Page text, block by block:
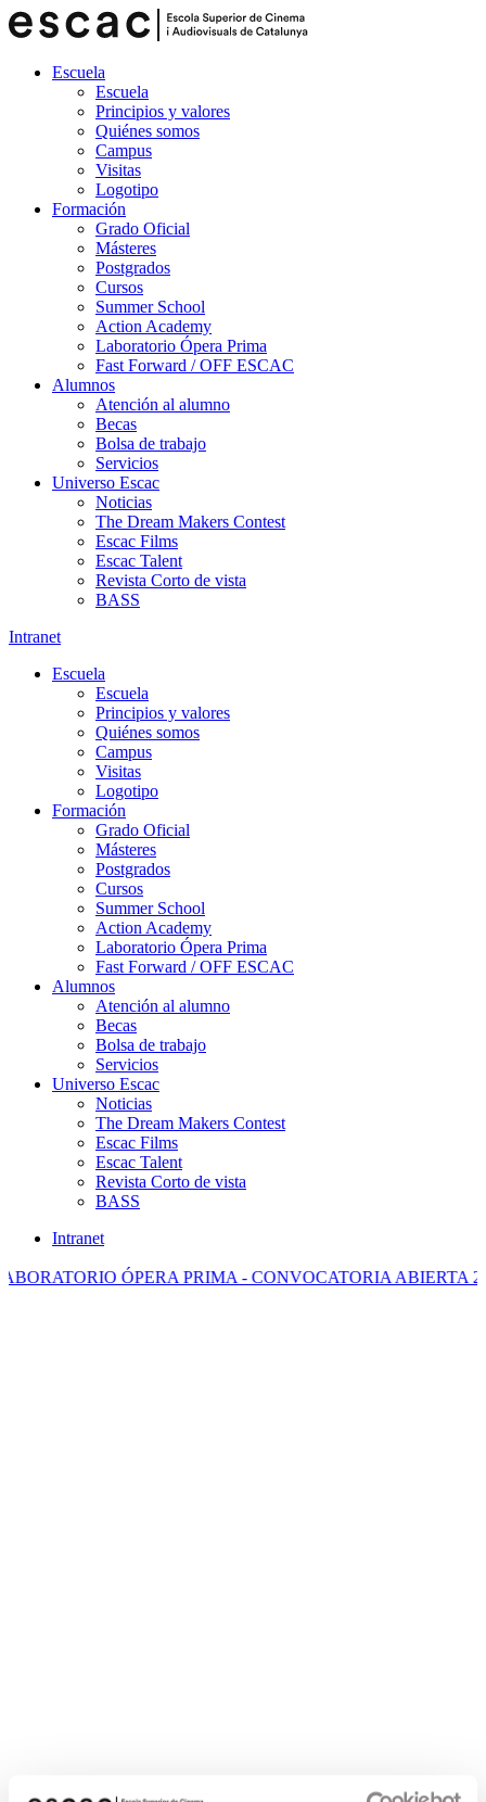
Escuela
Escuela
Principios y valores
Quiénes somos
Campus
Visitas
Logotipo
Formación
Grado Oficial
Másteres
Postgrados
Cursos
Summer School
Action Academy
Laboratorio Ópera Prima
Fast Forward / OFF ESCAC
Alumnos
Atención al alumno
Becas
Bolsa de trabajo
Servicios
Universo Escac
Noticias
The Dream Makers Contest
Escac Films
Escac Talent
Revista Corto de vista
BASS
Intranet
Escuela
Escuela
Principios y valores
Quiénes somos
Campus
Visitas
Logotipo
Formación
Grado Oficial
Másteres
Postgrados
Cursos
Summer School
Action Academy
Laboratorio Ópera Prima
Fast Forward / OFF ESCAC
Alumnos
Atención al alumno
Becas
Bolsa de trabajo
Servicios
Universo Escac
Noticias
The Dream Makers Contest
Escac Films
Escac Talent
Revista Corto de vista
BASS
Intranet
ÓPERA PRIMA - CONVOCATORIA ABIERTA